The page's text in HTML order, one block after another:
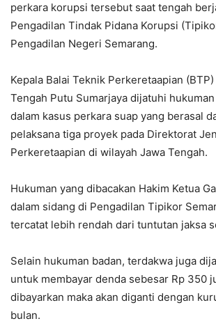
perkara korupsi tersebut saat tengah
Pengadilan Tindak Pidana Korupsi
Pengadilan Negeri Semarang.
Kepala Balai Teknik Perkeretaapian
Tengah Putu Sumarjaya dijatuhi
dalam kasus perkara suap yang berasal
pelaksana tiga proyek pada Direktorat
Perkeretaapian di wilayah Jawa Tengah.
Hukuman yang dibacakan Hakim Ketua
dalam sidang di Pengadilan Tipikor
tercatat lebih rendah dari tuntutan jaksa
Selain hukuman badan, terdakwa juga
untuk membayar denda sebesar Rp 350
dibayarkan maka akan diganti dengan
bulan.